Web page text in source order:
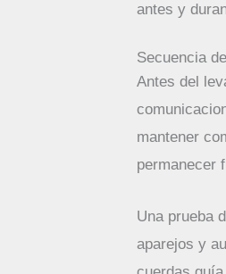
antes y
Secuencia
Antes del
mantener
permanecer
Una prueba
aparejos y